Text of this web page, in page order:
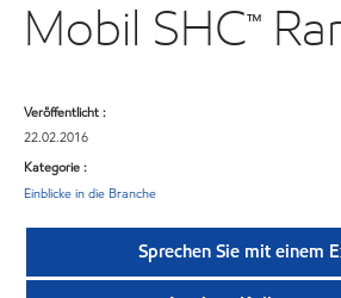
Mobil SHC™
Veröffentlicht :
22.02.2016
Kategorie :
Einblicke in die Branche
Sprechen Sie mit einem